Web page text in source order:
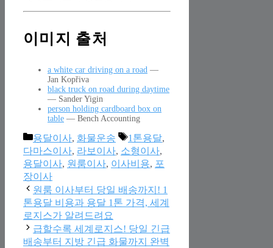
이미지 출처
a white car driving on a road —
Jan Kopřiva
black truck on road during daytime
— Sander Yigin
person holding cardboard box on
table — Bench Accounting
Categories
용달이사, 화물운송 Tags
1톤용달,
다마스이사, 라보이사, 소형이사,
용달이사, 원룸이사, 이사비용, 포
장이사
원룸 이사부터 당일 배송까지! 1
톤용달 비용과 용달 1톤 가격, 세계
로지스가 알려드려요
급할수록 세계로지스! 당일 긴급
배송부터 지방 긴급 화물까지 완벽